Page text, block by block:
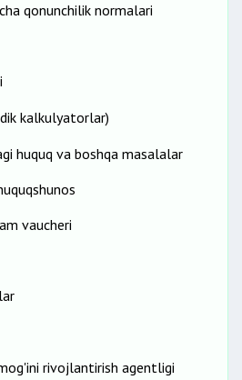
qonunchilik normalari
kalkulyatorlar)
huquq va boshqa masalalar
vaucheri
rivojlantirish agentligi